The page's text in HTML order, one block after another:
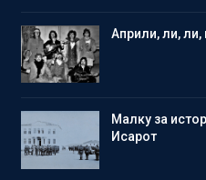
Aприли, ли,
Малку за
Исарот